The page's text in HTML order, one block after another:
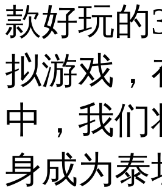
款好玩的
拟游戏，
中，我们
身成为泰